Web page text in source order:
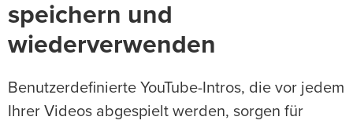
speichern und
wiederverwenden
Benutzerdefinierte YouTube-Intros, die vor jedem
Ihrer Videos abgespielt werden, sorgen für